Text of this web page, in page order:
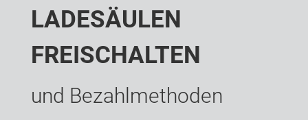
LADESÄULEN
FREISCHALTEN
und Bezahlmethoden